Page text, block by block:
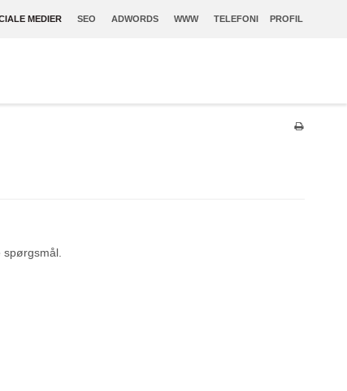
MEDIER SEO ADWORDS WWW TELEFONI PROFIL